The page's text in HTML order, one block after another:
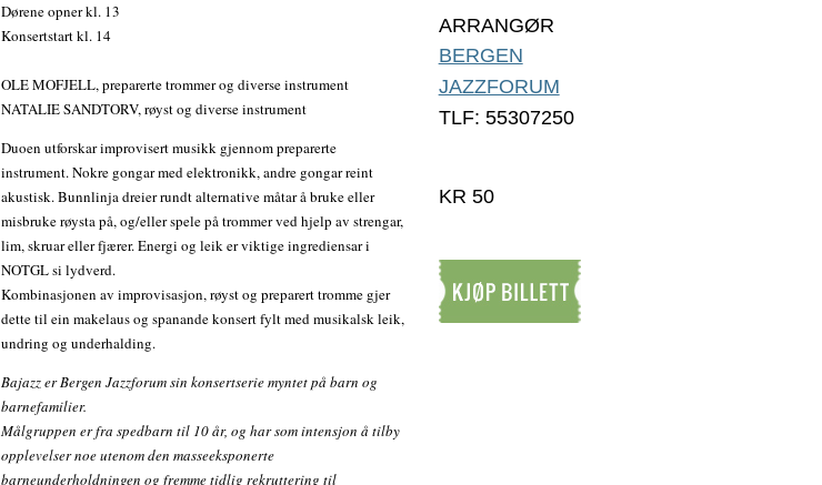
Dørene opner kl. 13
Konsertstart kl. 14
OLE MOFJELL, preparerte trommer og diverse instrument
NATALIE SANDTORV, røyst og diverse instrument
Duoen utforskar improvisert musikk gjennom preparerte
instrument. Nokre gongar med elektronikk, andre gongar reint
akustisk. Bunnlinja dreier rundt alternative måtar å bruke eller
misbruke røysta på, og/eller spele på trommer ved hjelp av strengar,
lim, skruar eller fjærer. Energi og leik er viktige ingrediensar i
NOTGL si lydverd.
Kombinasjonen av improvisasjon, røyst og preparert tromme gjer
dette til ein makelaus og spanande konsert fylt med musikalsk leik,
undring og underhalding.
Bajazz er Bergen Jazzforum sin konsertserie myntet på barn og
barnefamilier.
Målgruppen er fra spedbarn til 10 år, og har som intensjon å tilby
opplevelser noe utenom den masseeksponerte
barneunderholdningen og fremme tidlig rekruttering til
ARRANGØR
BERGEN
JAZZFORUM
TLF: 55307250
KR 50